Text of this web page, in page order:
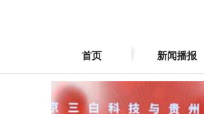
首页 新闻播报